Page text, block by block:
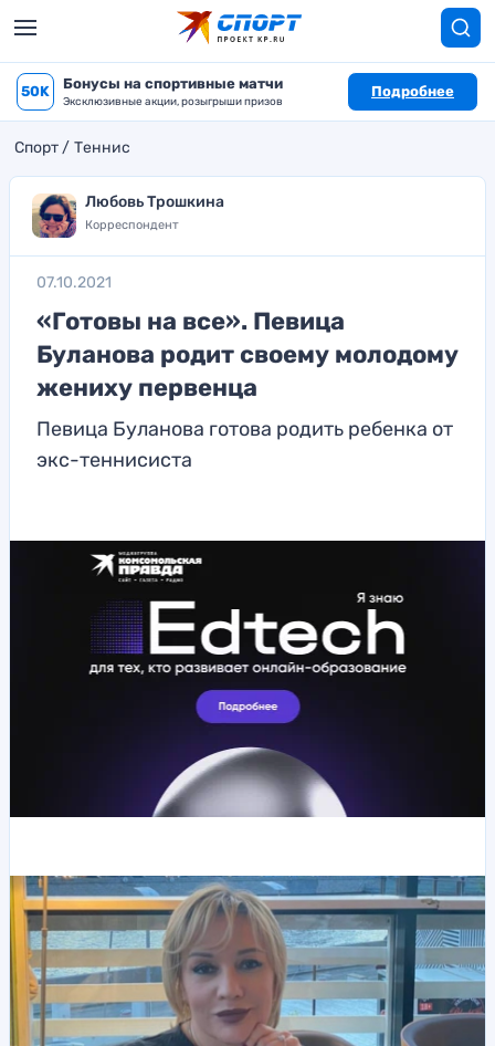
50K Бонусы на спортивные матчи
Эксклюзивные акции, розыгрыши призов
Подробнее
Спорт Теннис
Любовь Трошкина
Корреспондент
07.10.2021
«Готовы на все». Певица
Буланова родит своему молодому
жениху первенца
Певица Буланова готова родить ребенка от
экс-теннисиста